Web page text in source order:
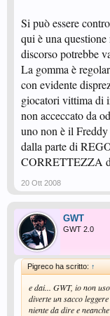
Si può essere
qui è una
discorso potrebbe
La gomma è
con evidente
giocatori vittima di
non acceccato da
uno non è il
dalla parte di
CORRETTEZZA
20 Ott 2008
GWT
GWT 2.0
Pigreco ha scritto: ↑
e dai... GWT, io non
diverte un sacco
niente da dire e